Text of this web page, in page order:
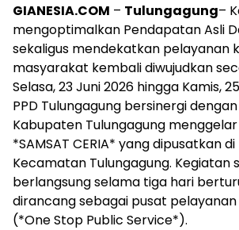
GIANESIA.COM – Tulungagung–
mengoptimalkan Pendapatan Asli
sekaligus mendekatkan pelayanan
masyarakat kembali diwujudkan
Selasa, 23 Juni 2026 hingga Kamis,
PPD Tulungagung bersinergi
Kabupaten Tulungagung
*SAMSAT CERIA* yang dipusatkan
Kecamatan Tulungagung. Kegiatan
berlangsung selama tiga hari
dirancang sebagai pusat
(*One Stop Public Service*).